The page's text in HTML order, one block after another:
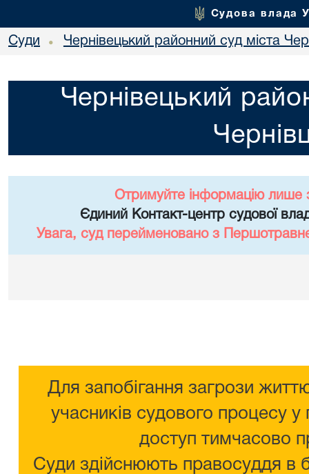
Судова влада
Суди • Чернівецький районний суд міста
Чернівецький
Отримуйте інформацію лише
Єдиний Контакт-центр судової
Увага, суд перейменовано з
Для запобігання загрози
учасників судового процесу у
доступ тимчасово
Суди здійснюють правосуддя в